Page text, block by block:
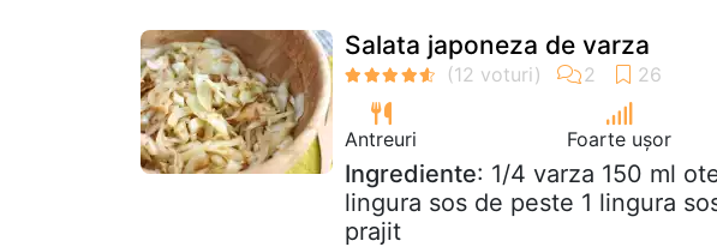
Salata japoneza de varza
Antreuri Foarte ușor
Ingrediente: 1/4 varza 150 ml
lingura sos de peste 1 lingura
prajit